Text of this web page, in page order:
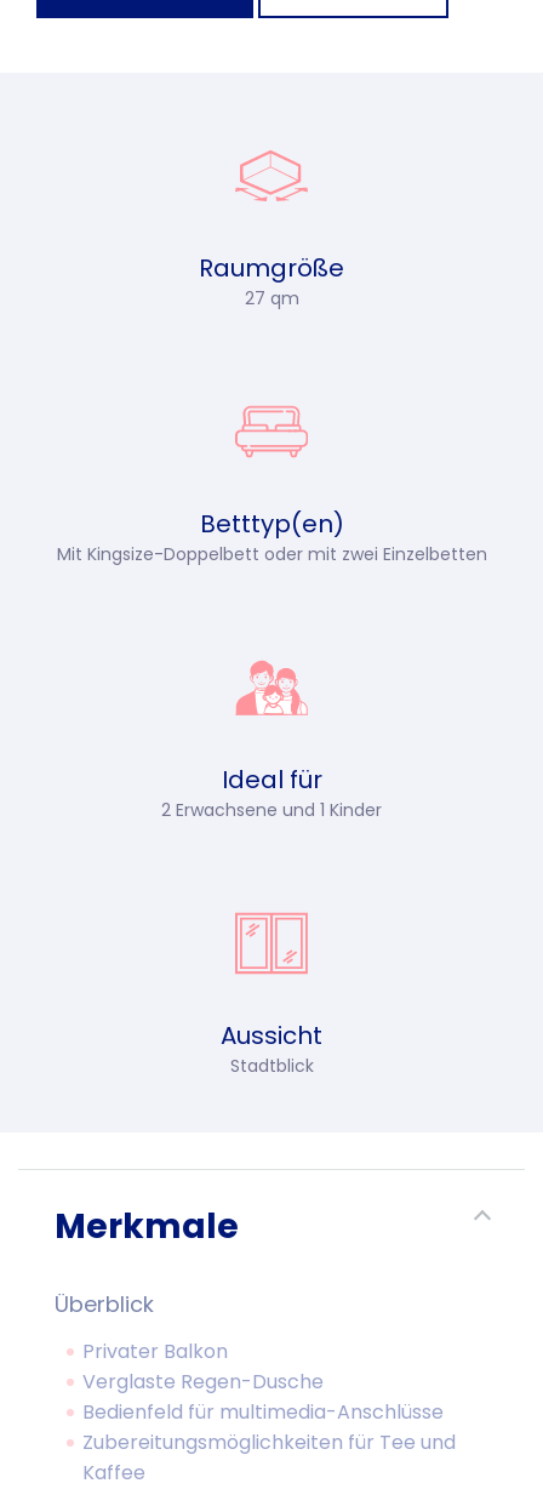
Raumgröße
27 qm
Betttyp(en)
Mit Kingsize-Doppelbett oder mit zwei Einzelbetten
Ideal für
2 Erwachsene und 1 Kinder
Aussicht
Stadtblick
Merkmale
Überblick
Privater Balkon
Verglaste Regen-Dusche
Bedienfeld für multimedia-Anschlüsse
Zubereitungsmöglichkeiten für Tee und
Kaffee